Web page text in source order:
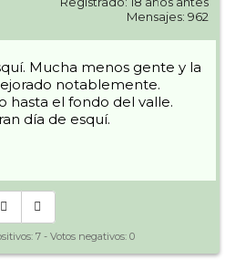
Mensajes: 962
Mucha menos gente y la
notablemente.
hasta el fondo del valle.
día de esquí.
7 - Votos negativos: 0